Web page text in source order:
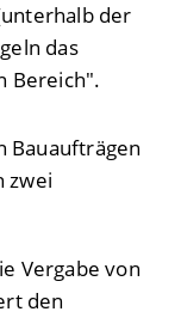
der
das
Bereich".
Bauaufträgen
zwei
Vergabe von
den